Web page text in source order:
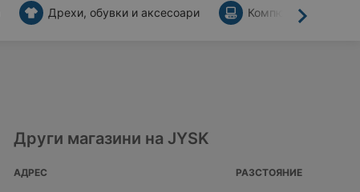
Напред
Дрехи, обувки и аксесоари Компютри и
Други магазини на JYSK
АДРЕС РАЗСТОЯНИЕ